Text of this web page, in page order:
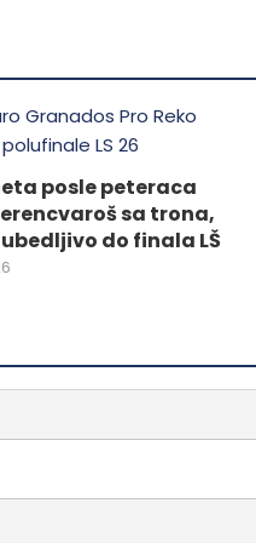
stranici
posle peteraca
sa trona,
ubedljivo do finala LŠ